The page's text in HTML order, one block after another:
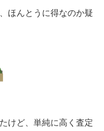
ほんとうに得なのか疑
けど、単純に高く査定